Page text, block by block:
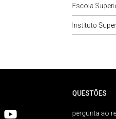
Escola
Instituto
QUESTÕES
pergunta ao